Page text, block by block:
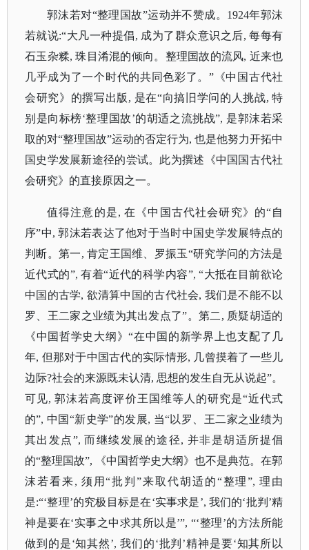
郭沫若对“整理国故”运动并不赞成。1924年郭沫
若就说:“大凡一种提倡, 成为了群众意识之后, 每每有
石玉杂糅, 珠目淆混的倾向。整理国故的流风, 近来也
几乎成为了一个时代的共同色彩了。”《中国古代社
会研究》的撰写出版, 是在“向搞旧学问的人挑战, 特
别是向标榜‘整理国故’的胡适之流挑战”, 是郭沫若采
取的对“整理国故”运动的否定行为, 也是他努力开拓中
国史学发展新途径的尝试。此为撰述《中国国古代社
会研究》的直接原因之一。
值得注意的是, 在《中国古代社会研究》的“自
序”中, 郭沫若表达了他对于当时中国史学发展特点的
判断。第一, 肯定王国维、罗振玉“研究学问的方法是
近代式的”, 有着“近代的科学内容”, “大抵在目前欲论
中国的古学, 欲清算中国的古代社会, 我们是不能不以
罗、王二家之业绩为其出发点了”。第二, 质疑胡适的
《中国哲学史大纲》“在中国的新学界上也支配了几
年, 但那对于中国古代的实际情形, 几曾摸着了一些儿
边际?社会的来源既未认清, 思想的发生自无从说起”。
可见, 郭沫若高度评价王国维等人的研究是“近代式
的”, 中国“新史学”的发展, 当“以罗、王二家之业绩为
其出发点”, 而继续发展的途径, 并非是胡适所提倡
的“整理国故”, 《中国哲学史大纲》也不是典范。在郭
沫若看来, 须用“批判”来取代胡适的“整理”, 理由
是:“‘整理’的究极目标是在‘实事求是’, 我们的‘批判’精
神是要在‘实事之中求其所以是’”, “‘整理’的方法所能
做到的是‘知其然’, 我们的‘批判’精神是要‘知其所以